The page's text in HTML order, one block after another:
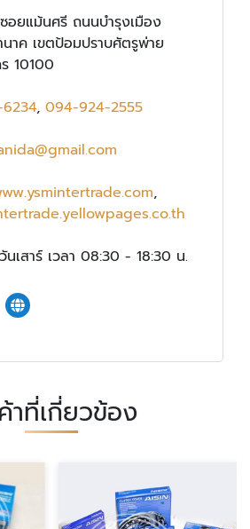
อยแม้นศรี ถนนบำรุงเมือง
าค เขตป้อมปราบศัตรูพ่าย
10100
, 094-924-2555
,
เสาร์ เวลา 08:30 - 18:30 น.
าที่เกี่ยวข้อง